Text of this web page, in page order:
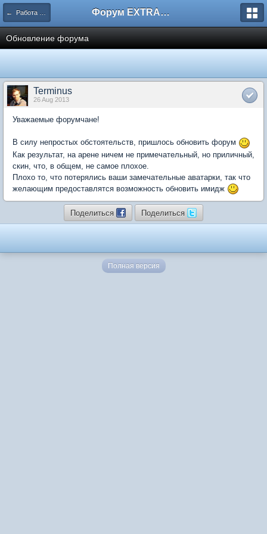
← Работа сайта Форум EXTRACTOR.ru
Обновление форума
Terminus
26 Aug 2013
Уважаемые форумчане!
В силу непростых обстоятельств, пришлось обновить форум
Как результат, на арене ничем не примечательный, но приличный,
скин, что, в общем, не самое плохое.
Плохо то, что потерялись ваши замечательные аватарки, так что
желающим предоставлятся возможность обновить имидж
Поделиться Поделиться
Полная версия